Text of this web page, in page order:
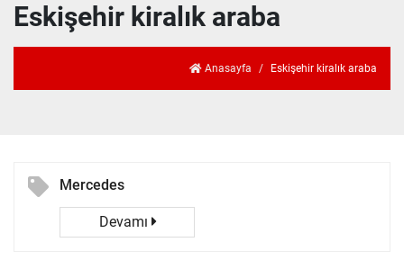
Eskişehir kiralık araba
Anasayfa Eskişehir kiralık araba
Mercedes
Devamı